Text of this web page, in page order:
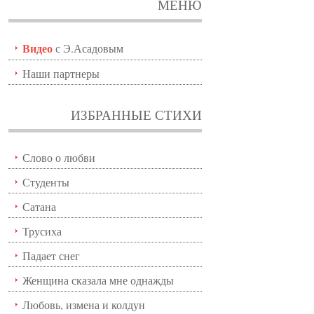
МЕНЮ
Видеос Э.Асадовым
Наши партнеры
ИЗБРАННЫЕ СТИХИ
Слово о любви
Студенты
Сатана
Трусиха
Падает снег
Женщина сказала мне однажды
Любовь, измена и колдун